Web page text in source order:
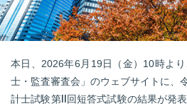
転職お役
ご利用ガ
非公開求
サー
本日、2026年6月19日（金）10時よ
士・監査審査会」のウェブサイトに、
計士試験第Ⅱ回短答式試験の結果が発